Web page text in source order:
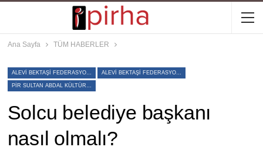
Ana Sayfa TÜM HABERLER
ALEVI BEKTAŞI FEDERASYONU ALEVI BEKTAŞI FEDERASYONU GENEL BAŞKANI MUHITTIN YILDIZ
PIR SULTAN ABDAL KÜLTÜR DERNEĞI GENEL BAŞKANI GANI KAPLAN
Solcu belediye başkanı
nasıl olmalı?